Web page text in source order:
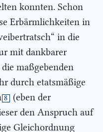
konnten. Schon
Erbärmlichkeiten in
in die
mit dankbarer
maßgebenden
durch etatsmäßige
8
(eben der
den Anspruch auf
Gleichordnung